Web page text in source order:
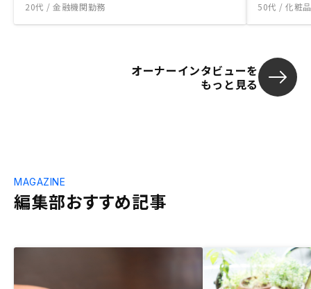
20代 / 金融機関勤務 50代 / 化粧
オーナーインタビューを
もっと見る
編集部おすすめ記事
MAGAZINE